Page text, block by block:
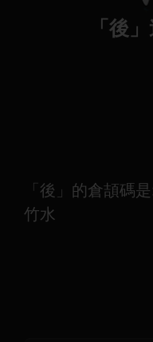
「後
「後」的倉頡碼
竹水